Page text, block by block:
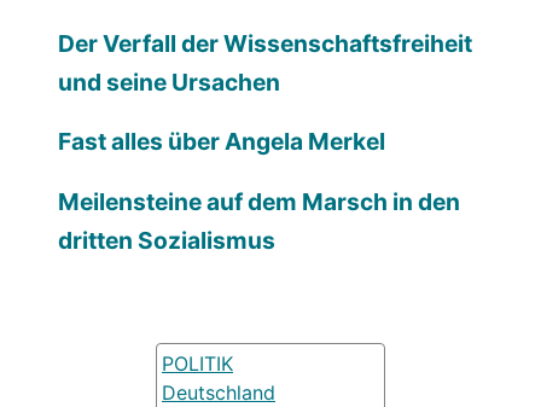
Der Verfall der Wissenschaftsfreiheit
und seine Ursachen
Fast alles über Angela Merkel
Meilensteine auf dem Marsch in den
dritten Sozialismus
POLITIK
Deutschland